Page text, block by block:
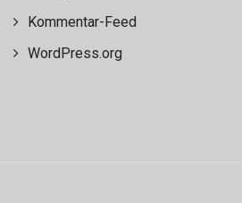
Kommentar-Feed
WordPress.org